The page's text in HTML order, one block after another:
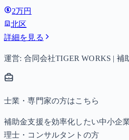
以降は15,000円）、中学生は月額
2万円
北区
詳細を見る
運営: 合同会社TIGER WORKS | 補
士業・専門家の方はこちら
補助金支援を効率化したい中小企
理士・コンサルタントの方